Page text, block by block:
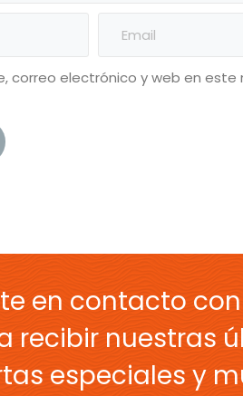
correo electrónico y web en
en contacto
recibir nuestras
especiales y